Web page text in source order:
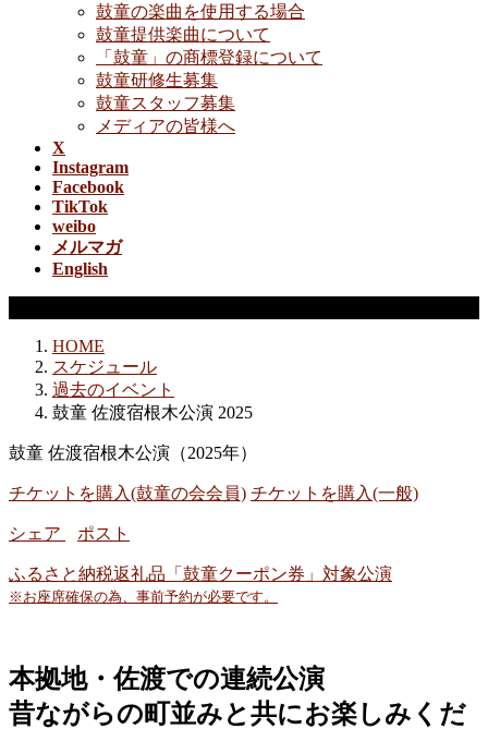
鼓童の楽曲を使用する場合
鼓童提供楽曲について
「鼓童」の商標登録について
鼓童研修生募集
鼓童スタッフ募集
メディアの皆様へ
X
Instagram
Facebook
TikTok
weibo
メルマガ
English
HOME
スケジュール
過去のイベント
鼓童 佐渡宿根木公演 2025
鼓童 佐渡宿根木公演（2025年）
チケットを購入(鼓童の会会員) チケットを購入(一般)
シェア ポスト
ふるさと納税返礼品「鼓童クーポン券」対象公演
※お座席確保の為、事前予約が必要です。
本拠地・佐渡での連続公演
昔ながらの町並みと共にお楽しみくだ